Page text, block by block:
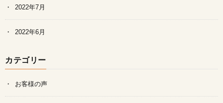
2022年7月
2022年6月
カテゴリー
お客様の声